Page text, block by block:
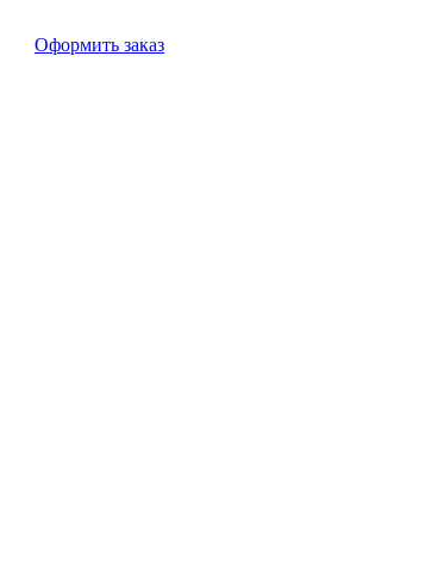
Оформить заказ